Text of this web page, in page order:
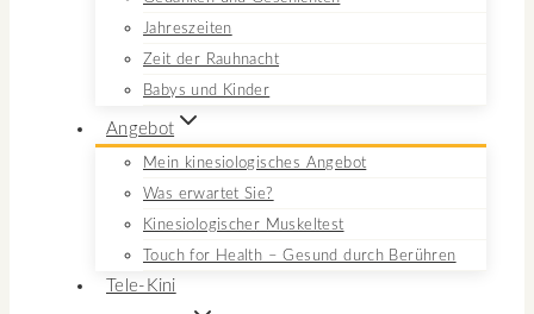
Jahreszeiten
Zeit der Rauhnacht
Babys und Kinder
Angebot
Mein kinesiologisches Angebot
Was erwartet Sie?
Kinesiologischer Muskeltest
Touch for Health – Gesund durch Berühren
Tele-Kini